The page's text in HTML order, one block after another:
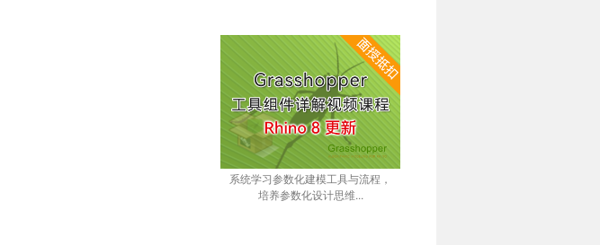
系统学习参数化建模工具与流程，
培养参数化设计思维...